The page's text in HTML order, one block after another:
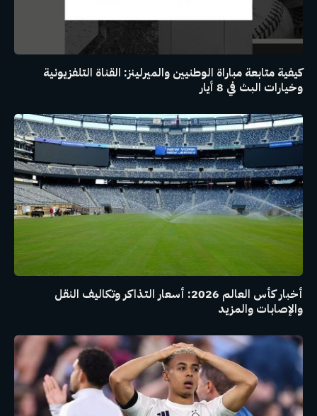
كيفية متابعة مباراة الوطنيين والميرلينز: القناة التلفزيونية
وخيارات البث في 8 أيار
أخبار كأس العالم 2026: أسعار التذاكر وتكاليف النقل
والإصابات والمزيد